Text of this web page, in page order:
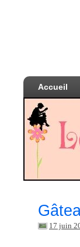
Accueil
17 juin